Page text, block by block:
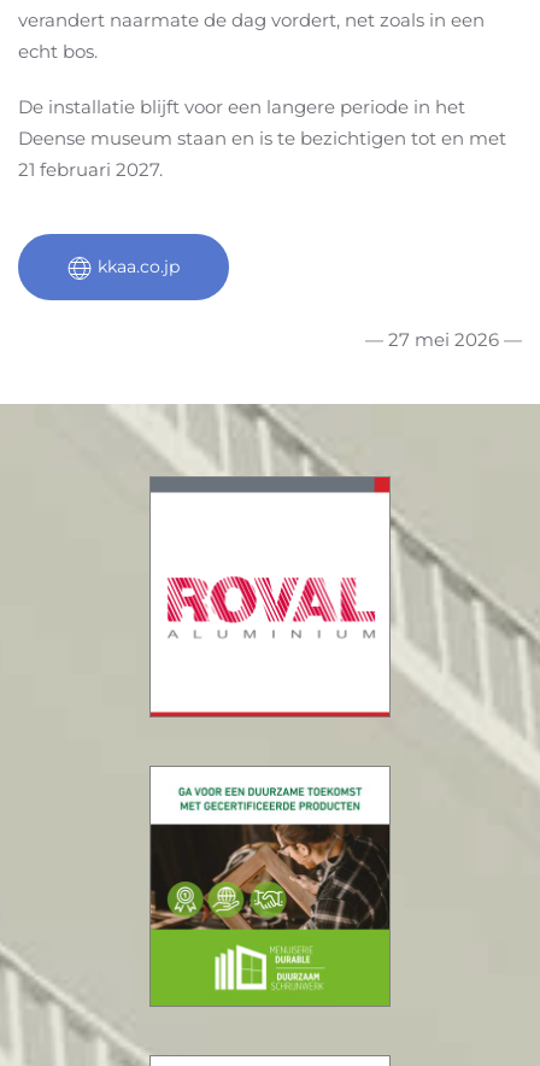
verandert naarmate de dag vordert, net zoals in een
echt bos.
De installatie blijft voor een langere periode in het
Deense museum staan en is te bezichtigen tot en met
21 februari 2027.
kkaa.co.jp
— 27 mei 2026 —